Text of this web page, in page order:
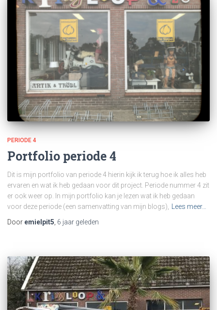
PERIODE 4
Portfolio periode 4
Dit is mijn portfolio van periode 4 hierin kijk ik terug hoe ik alles heb
ervaren en wat ik heb gedaan voor dit project. Periode nummer 4 zit
er ook weer op. In mijn portfolio kan je lezen wat ik heb gedaan
voor deze periode (een samenvatting van mijn blogs),
Lees meer…
Door emielpit5 6 jaar geleden